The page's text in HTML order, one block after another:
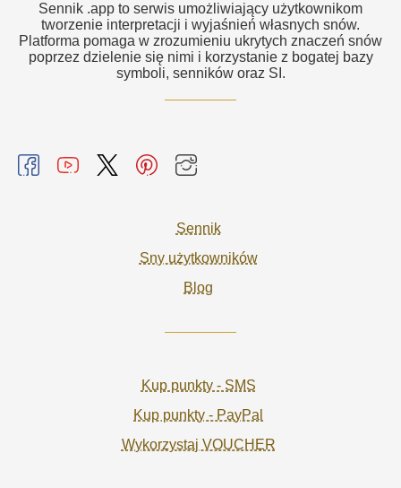
Sennik .app to serwis umożliwiający użytkownikom
tworzenie interpretacji i wyjaśnień własnych snów.
Platforma pomaga w zrozumieniu ukrytych znaczeń snów
poprzez dzielenie się nimi i korzystanie z bogatej bazy
symboli, senników oraz SI.
Sennik
Sny użytkowników
Blog
Kup punkty - SMS
Kup punkty - PayPal
Wykorzystaj VOUCHER